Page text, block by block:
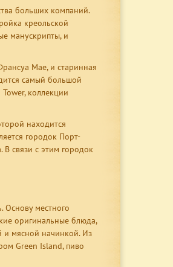
больших компаний.
креольской
манускрипты, и
Мае, и старинная
самый большой
коллекции
находится
городок Порт-
связи с этим городок
Основу местного
оригинальные блюда,
и мясной начинкой. Из
Green Island, пиво